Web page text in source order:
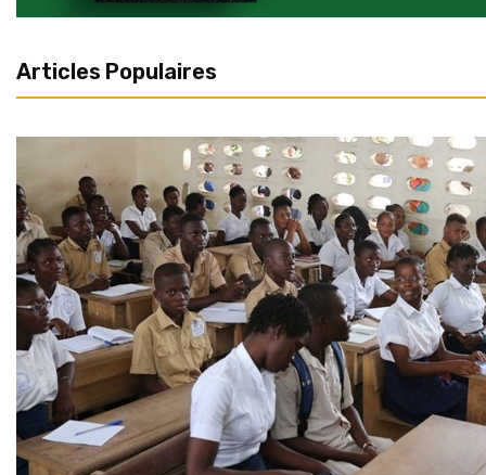
Articles Populaires